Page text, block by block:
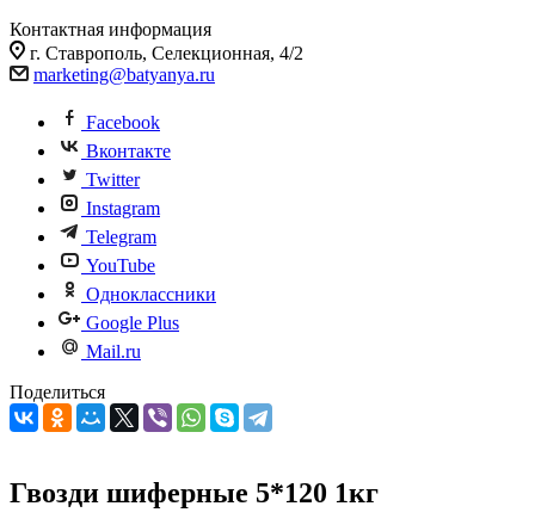
Контактная информация
г. Ставрополь, Селекционная, 4/2
marketing@batyanya.ru
Facebook
Вконтакте
Twitter
Instagram
Telegram
YouTube
Одноклассники
Google Plus
Mail.ru
Поделиться
Гвозди шиферные 5*120 1кг